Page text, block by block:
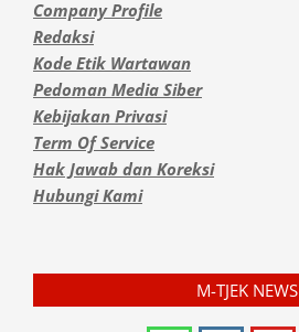
Company Profile
Redaksi
Kode Etik Wartawan
Pedoman Media Siber
Kebijakan Privasi
Term Of Service
Hak Jawab dan Koreksi
Hubungi Kami
M-TJEK NEWS